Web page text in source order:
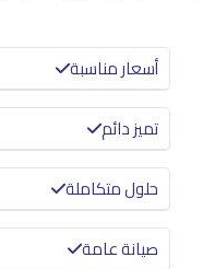
أسعار مناسبة
تميز دائم
حلول متكاملة
صيانة عامة